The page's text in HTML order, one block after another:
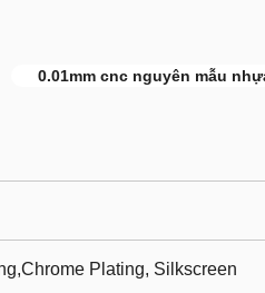
0.01mm cnc nguyên mẫu
Plating, Silkscreen